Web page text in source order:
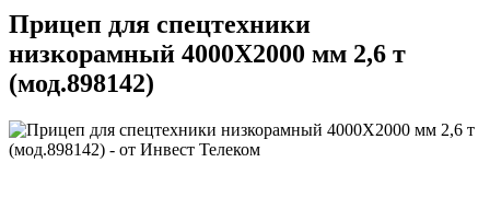
Прицеп для спецтехники
низкорамный 4000Х2000 мм 2,6 т
(мод.898142)